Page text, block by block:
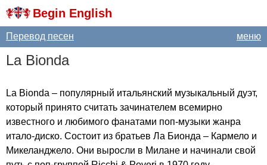
Begin English
меню
Перевод песен
La Bionda
La Bionda – популярный итальянский музыкальный дуэт,
который принято считать зачинателем всемирно
известного и любимого фанатами поп-музыки жанра
итало-диско. Состоит из братьев Ла Бионда – Кармело и
Микеланджело. Они выросли в Милане и начинали свой